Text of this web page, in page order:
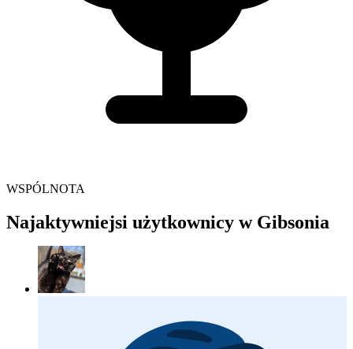
WSPÓLNOTA
Najaktywniejsi użytkownicy w Gibsonia